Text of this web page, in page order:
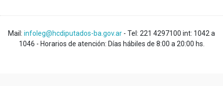
Mail: infoleg@hcdiputados-ba.gov.ar - Tel: 221 4297100 int: 1042 a
1046 - Horarios de atención: Días hábiles de 8:00 a 20:00 hs.